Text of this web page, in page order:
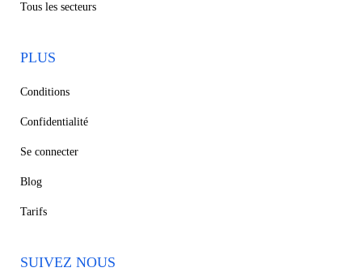
Tous les secteurs
PLUS
Conditions
Confidentialité
Se connecter
Blog
Tarifs
SUIVEZ NOUS